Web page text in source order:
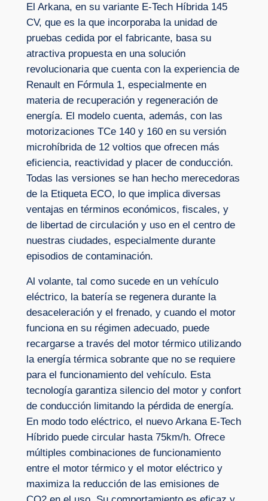
El Arkana, en su variante E-Tech Híbrida 145
CV, que es la que incorporaba la unidad de
pruebas cedida por el fabricante, basa su
atractiva propuesta en una solución
revolucionaria que cuenta con la experiencia de
Renault en Fórmula 1, especialmente en
materia de recuperación y regeneración de
energía. El modelo cuenta, además, con las
motorizaciones TCe 140 y 160 en su versión
microhíbrida de 12 voltios que ofrecen más
eficiencia, reactividad y placer de conducción.
Todas las versiones se han hecho merecedoras
de la Etiqueta ECO, lo que implica diversas
ventajas en términos económicos, fiscales, y
de libertad de circulación y uso en el centro de
nuestras ciudades, especialmente durante
episodios de contaminación.
Al volante, tal como sucede en un vehículo
eléctrico, la batería se regenera durante la
desaceleración y el frenado, y cuando el motor
funciona en su régimen adecuado, puede
recargarse a través del motor térmico utilizando
la energía térmica sobrante que no se requiere
para el funcionamiento del vehículo. Esta
tecnología garantiza silencio del motor y confort
de conducción limitando la pérdida de energía.
En modo todo eléctrico, el nuevo Arkana E-Tech
Híbrido puede circular hasta 75km/h. Ofrece
múltiples combinaciones de funcionamiento
entre el motor térmico y el motor eléctrico y
maximiza la reducción de las emisiones de